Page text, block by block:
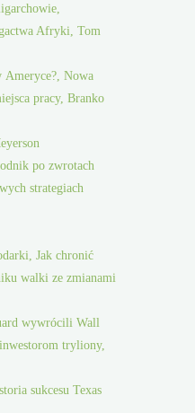
Afryki, Tom
Ameryce?, Nowa
pracy, Branko
po zwrotach
strategiach
Jak chronić
walki ze zmianami
wywrócili Wall
tryliony,
sukcesu Texas